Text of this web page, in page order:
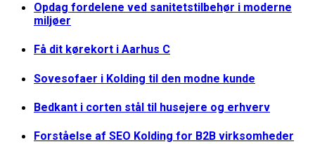
Opdag fordelene ved sanitetstilbehør i moderne
miljøer
Få dit kørekort i Aarhus C
Sovesofaer i Kolding til den modne kunde
Bedkant i corten stål til husejere og erhverv
Forståelse af SEO Kolding for B2B virksomheder